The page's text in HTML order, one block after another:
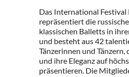
Das International Festival
repräsentiert die
klassischen Balletts in
und besteht aus 42
Tänzerinnen und Tänzern,
und ihre Eleganz auf
präsentieren. Die